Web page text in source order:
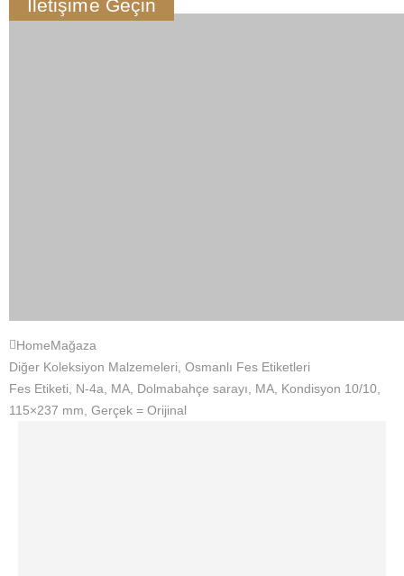
HomeMağaza
Diğer Koleksiyon Malzemeleri Osmanlı Fes Etiketleri
Fes Etiketi, N-4a, MA, Dolmabahçe sarayı, MA, Kondisyon 10/10,
115×237 mm, Gerçek = Orijinal
İletişime Geçin